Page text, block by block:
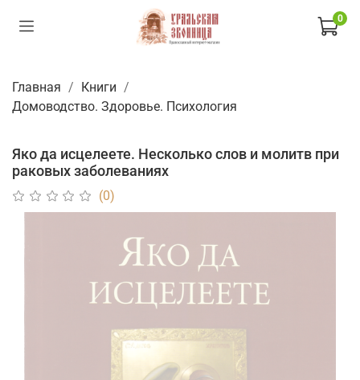
0
Главная
Книги
Домоводство. Здоровье. Психология
Яко да исцелеете. Несколько слов и молитв при
раковых заболеваниях
(0)